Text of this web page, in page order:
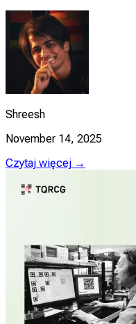
Shreesh
November 14, 2025
Czytaj więcej →